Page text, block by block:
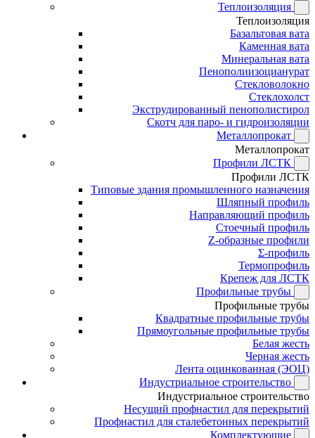
Теплоизоляция
Теплоизоляция
Базальтовая вата
Каменная вата
Минеральная вата
Пенополиизоцианурат
Стекловолокно
Стеклохолст
Экструдированный пенополистирол
Скотч для паро- и гидроизоляции
Металлопрокат
Металлопрокат
Профили ЛСТК
Профили ЛСТК
Типовые здания промышленного назначения
Шляпный профиль
Направляющий профиль
Стоечный профиль
Z-образные профили
Σ-профиль
Термопрофиль
Крепеж для ЛСТК
Профильные трубы
Профильные трубы
Квадратные профильные трубы
Прямоугольные профильные трубы
Белая жесть
Черная жесть
Лента оцинкованная (ЭОЦ)
Индустриальное строительство
Индустриальное строительство
Несущий профнастил для перекрытий
Профнастил для сталебетонных перекрытий
Комплектующие